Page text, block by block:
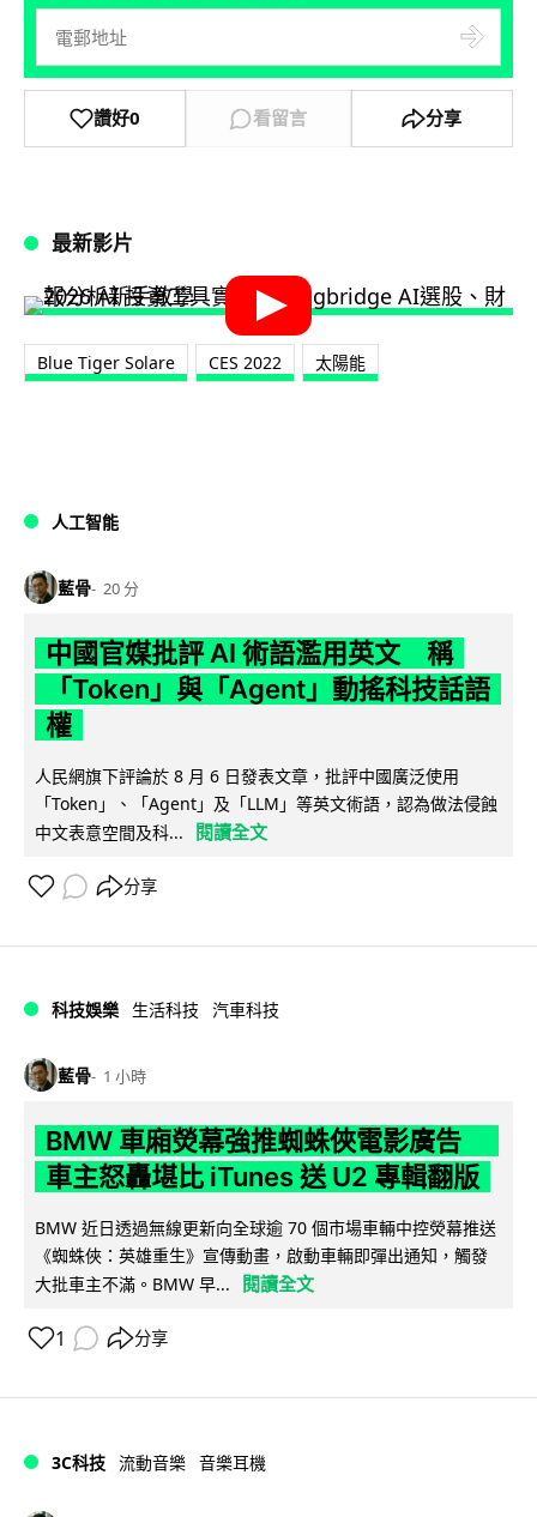
讚好0 看留言 分享
最新影片
Blue Tiger Solare CES 2022 太陽能
人工智能
藍骨 20 分
中國官媒批評 AI 術語濫用英文 稱
「Token」與「Agent」動搖科技話語
權
人民網旗下評論於 8 月 6 日發表文章，批評中國廣泛使用
「Token」、「Agent」及「LLM」等英文術語，認為做法侵蝕
中文表意空間及科...
閱讀全文
分享
科技娛樂 生活科技 汽車科技
藍骨 1 小時
BMW 車廂熒幕強推蜘蛛俠電影廣告
車主怒轟堪比 iTunes 送 U2 專輯翻版
BMW 近日透過無線更新向全球逾 70 個市場車輛中控熒幕推送
《蜘蛛俠：英雄重生》宣傳動畫，啟動車輛即彈出通知，觸發
大批車主不滿。BMW 早...
閱讀全文
1 分享
3C科技 流動音樂 音樂耳機